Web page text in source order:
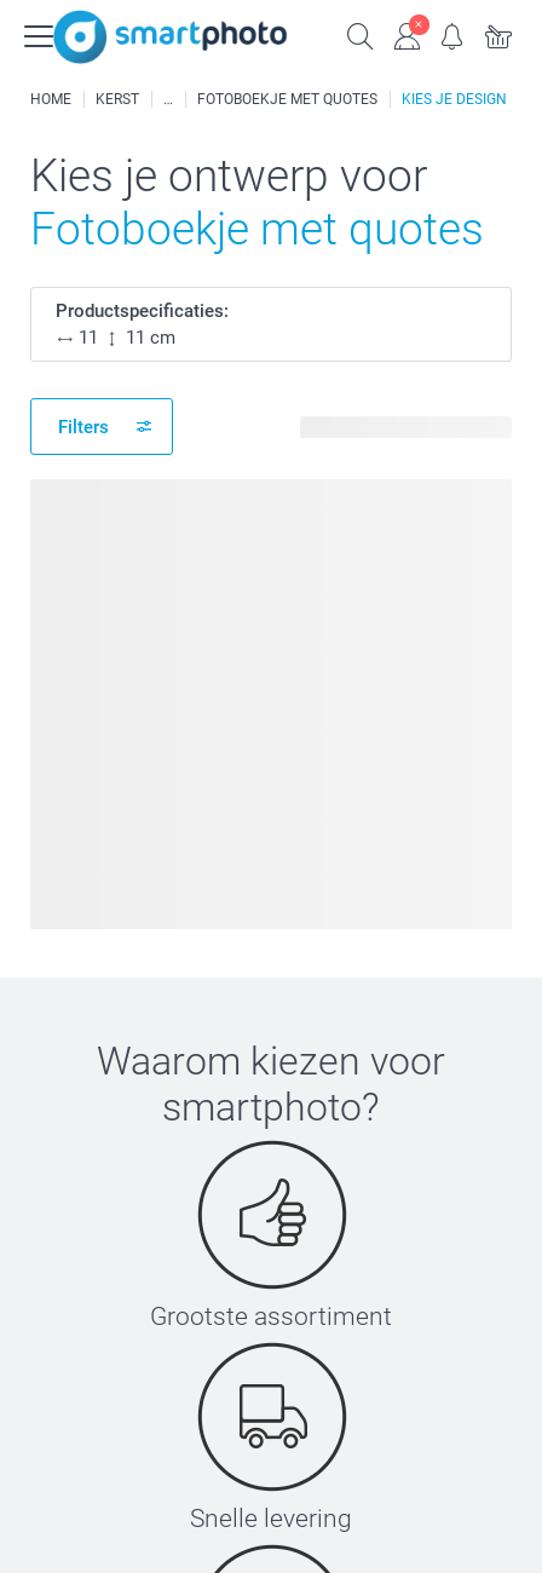
HOME KERST FOTOBOEKJE MET QUOTES KIES JE DESIGN
Kies je ontwerp voor
Fotoboekje met quotes
Productspecificaties:
11
11 cm
Filters
Waarom kiezen voor
smartphoto?
Grootste assortiment
Snelle levering